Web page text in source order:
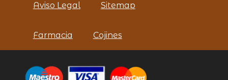
Aviso Legal Sitemap
Farmacia Cojines